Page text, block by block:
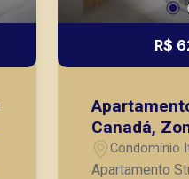
R$
Canadá,
Preto/SP;
Condomínio
Preto/SP
Apartamento